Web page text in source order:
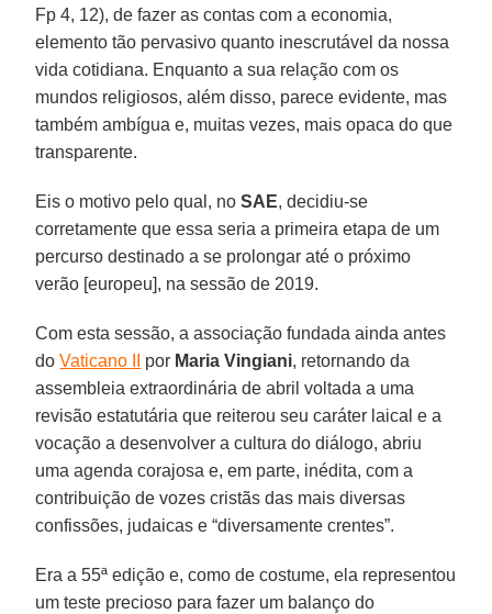
Fp 4, 12), de fazer as contas com a economia,
elemento tão pervasivo quanto inescrutável da nossa
vida cotidiana. Enquanto a sua relação com os
mundos religiosos, além disso, parece evidente, mas
também ambígua e, muitas vezes, mais opaca do que
transparente.
Eis o motivo pelo qual, noSAE, decidiu-se
corretamente que essa seria a primeira etapa de um
percurso destinado a se prolongar até o próximo
verão [europeu], na sessão de 2019.
Com esta sessão, a associação fundada ainda antes
doVaticano II por Maria Vingiani, retornando da
assembleia extraordinária de abril voltada a uma
revisão estatutária que reiterou seu caráter laical e a
vocação a desenvolver a cultura do diálogo, abriu
uma agenda corajosa e, em parte, inédita, com a
contribuição de vozes cristãs das mais diversas
confissões, judaicas e “diversamente crentes”.
Era a 55ª edição e, como de costume, ela representou
um teste precioso para fazer um balanço do